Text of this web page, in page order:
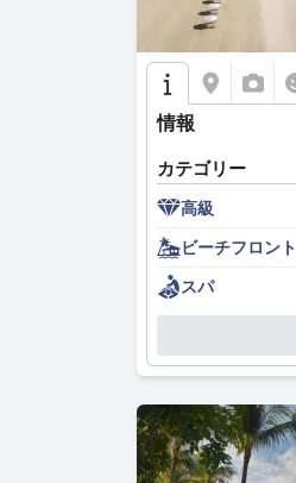
情報
カテゴリー
高級
ビーチフロント
スパ